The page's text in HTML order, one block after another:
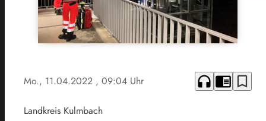
Mo., 11.04.2022 , 09:04 Uhr headphones chrome_reader_mode bookmark_border
Landkreis Kulmbach